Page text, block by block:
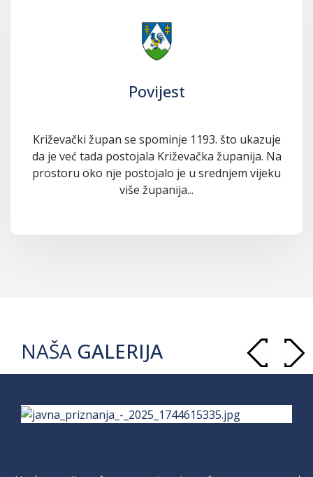
Povijest
Križevački župan se spominje 1193. što ukazuje
da je već tada postojala Križevačka županija. Na
prostoru oko nje postojalo je u srednjem vijeku
više županija...
NAŠA GALERIJA